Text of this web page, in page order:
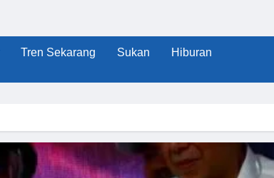
Tren Sekarang Sukan Hiburan